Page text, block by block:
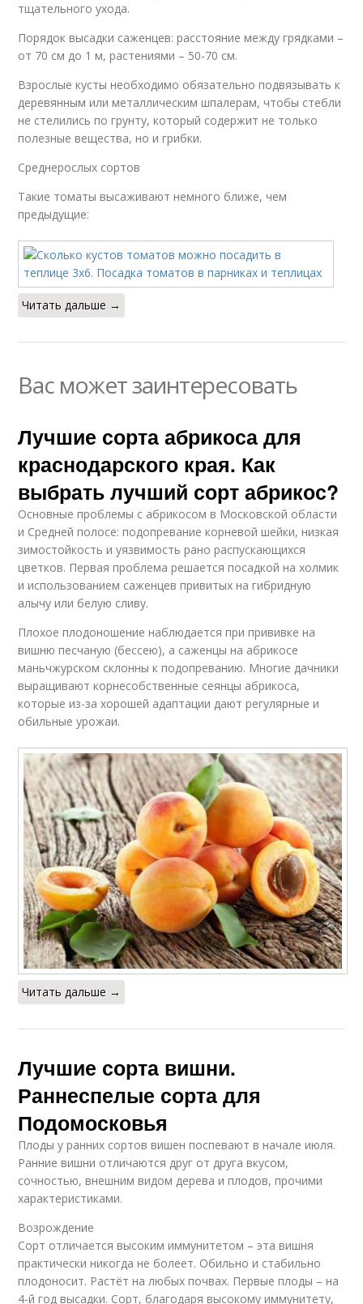
тщательного ухода.
Порядок высадки саженцев: расстояние между грядками –
от 70 см до 1 м, растениями – 50-70 см.
Взрослые кусты необходимо обязательно подвязывать к
деревянным или металлическим шпалерам, чтобы стебли
не стелились по грунту, который содержит не только
полезные вещества, но и грибки.
Среднерослых сортов
Такие томаты высаживают немного ближе, чем
предыдущие:
Читать дальше →
Вас может заинтересовать
Лучшие сорта абрикоса для
краснодарского края. Как
выбрать лучший сорт абрикос?
Основные проблемы с абрикосом в Московской области
и Средней полосе: подопревание корневой шейки, низкая
зимостойкость и уязвимость рано распускающихся
цветков. Первая проблема решается посадкой на холмик
и использованием саженцев привитых на гибридную
алычу или белую сливу.
Плохое плодоношение наблюдается при прививке на
вишню песчаную (бессею), а саженцы на абрикосе
маньчжурском склонны к подопреванию. Многие дачники
выращивают корнесобственные сеянцы абрикоса,
которые из-за хорошей адаптации дают регулярные и
обильные урожаи.
Читать дальше →
Лучшие сорта вишни.
Раннеспелые сорта для
Подомосковья
Плоды у ранних сортов вишен поспевают в начале июля.
Ранние вишни отличаются друг от друга вкусом,
сочностью, внешним видом дерева и плодов, прочими
характеристиками.
Возрождение
Сорт отличается высоким иммунитетом – эта вишня
практически никогда не болеет. Обильно и стабильно
плодоносит. Растёт на любых почвах. Первые плоды – на
4-й год высадки. Сорт, благодаря высокому иммунитету,